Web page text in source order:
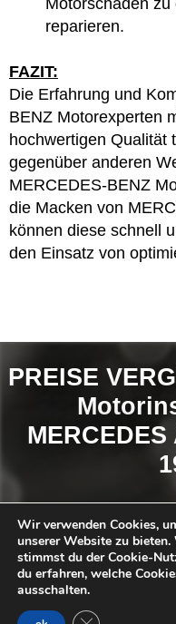
Motorschäden
reparieren.
FAZIT:
Die Erfahrung und
BENZ Motorexperten
hochwertigen Qualität
gegenüber anderen
MERCEDES-BENZ
die Macken von
können diese schnell
den Einsatz von
PREISE
So findest du
Anfrage Stellen
Angebote
Favorit
Wir verwenden Cookies,
unserer Website zu
stimmst du der Cookie-
du erfahren, welche
ausschalten.
GDPR Cookie-